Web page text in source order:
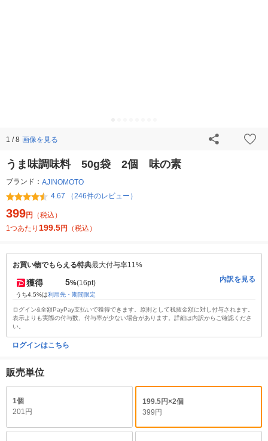
1 / 8 画像を見る
うま味調味料 50g袋 2個 味の素
ブランド： AJINOMOTO
4.67 （246件のレビュー）
399円
（税込）
1つあたり 199.5円 （税込）
お買い物でもらえる特典最大付与率11%
獲得 5%(16pt)
うち4.5%は利用先・期間限定
内訳を見る
ログイン&全額PayPay支払いで獲得できます。原則として税抜金額に対し付与されます。
表示よりも実際の付与数、付与率が少ない場合があります。詳細は内訳からご確認くださ
い。
ログインはこちら
販売単位
1個
201円
199.5円×2個
399円